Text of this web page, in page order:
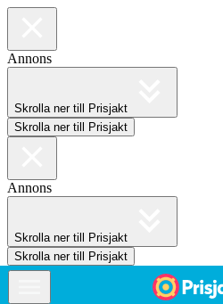
Annons
Skrolla ner till Prisjakt
Skrolla ner till Prisjakt
Annons
Skrolla ner till Prisjakt
Skrolla ner till Prisjakt